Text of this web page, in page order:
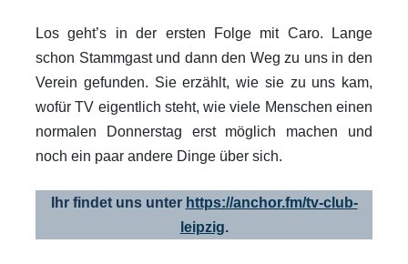
Los geht’s in der ersten Folge mit Caro. Lange
schon Stammgast und dann den Weg zu uns in den
Verein gefunden. Sie erzählt, wie sie zu uns kam,
wofür TV eigentlich steht, wie viele Menschen einen
normalen Donnerstag erst möglich machen und
noch ein paar andere Dinge über sich.
Ihr findet uns unter https://anchor.fm/tv-club-
leipzig.